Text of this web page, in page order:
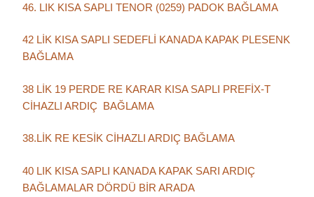
46. LIK KISA SAPLI TENOR (0259) PADOK BAĞLAMA
42 LİK KISA SAPLI SEDEFLİ KANADA KAPAK PLESENK
BAĞLAMA
38 LİK 19 PERDE RE KARAR KISA SAPLI PREFİX-T
CİHAZLI ARDIÇ BAĞLAMA
38.LİK RE KESİK CİHAZLI ARDIÇ BAĞLAMA
40 LIK KISA SAPLI KANADA KAPAK SARI ARDIÇ
BAĞLAMALAR DÖRDÜ BİR ARADA